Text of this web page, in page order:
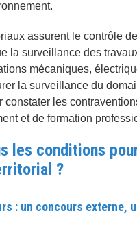
assurent le contrôle
la surveillance des
mécaniques,
la surveillance du
constater les
et de formation
les conditions
?
: un concours externe,